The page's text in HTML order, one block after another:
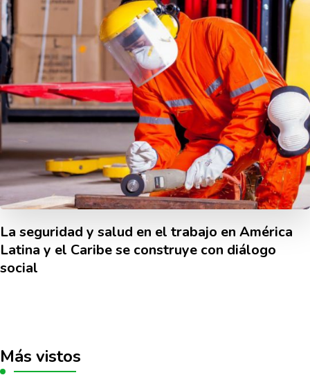
La seguridad y salud en el trabajo en América
Latina y el Caribe se construye con diálogo
social
Más vistos